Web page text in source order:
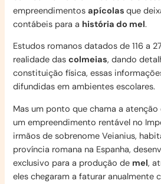
empreendimentosapícolasque
contábeis para a história do mel.
Estudos romanos datados de 116 a
realidade dascolmeias, dando
constituição física, essas
difundidas em ambientes escolares.
Mas um ponto que chama a
um empreendimento rentável no
irmãos de sobrenome Veianius,
província romana na Espanha,
exclusivo para a produção de mel,
eles chegaram a faturar anualmente